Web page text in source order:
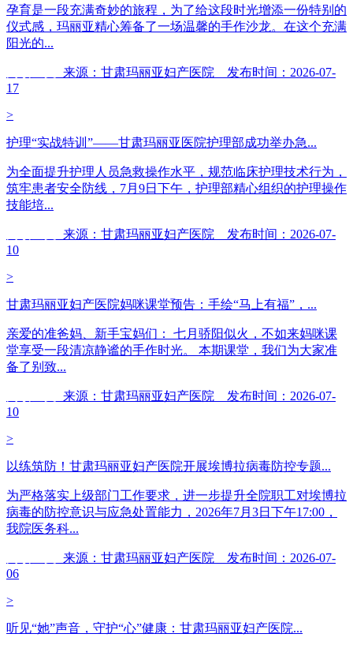
孕育是一段充满奇妙的旅程，为了给这段时光增添一份特别的
仪式感，玛丽亚精心筹备了一场温馨的手作沙龙。在这个充满
阳光的...
来源：甘肃玛丽亚妇产医院 发布时间：2026-07-
17
>
护理“实战特训”——甘肃玛丽亚医院护理部成功举办急...
为全面提升护理人员急救操作水平，规范临床护理技术行为，
筑牢患者安全防线，7月9日下午，护理部精心组织的护理操作
技能培...
来源：甘肃玛丽亚妇产医院 发布时间：2026-07-
10
>
甘肃玛丽亚妇产医院妈咪课堂预告：手绘“马上有福”，...
亲爱的准爸妈、新手宝妈们： 七月骄阳似火，不如来妈咪课
堂享受一段清凉静谧的手作时光。 本期课堂，我们为大家准
备了别致...
来源：甘肃玛丽亚妇产医院 发布时间：2026-07-
10
>
以练筑防！甘肃玛丽亚妇产医院开展埃博拉病毒防控专题...
为严格落实上级部门工作要求，进一步提升全院职工对埃博拉
病毒的防控意识与应急处置能力，2026年7月3日下午17:00，
我院医务科...
来源：甘肃玛丽亚妇产医院 发布时间：2026-07-
06
>
听见“她”声音，守护“心”健康：甘肃玛丽亚妇产医院...